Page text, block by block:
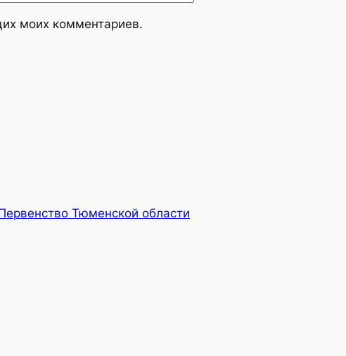
моих комментариев.
Тюменской области